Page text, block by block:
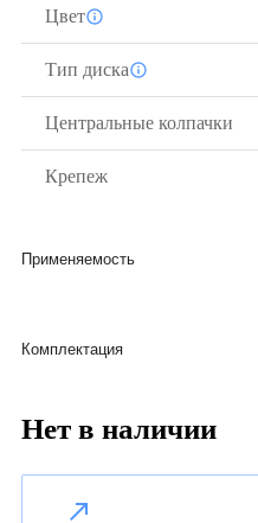
Цвет
Тип диска
Центральные колпачки
Крепеж
Применяемость
Комплектация
Нет в наличии